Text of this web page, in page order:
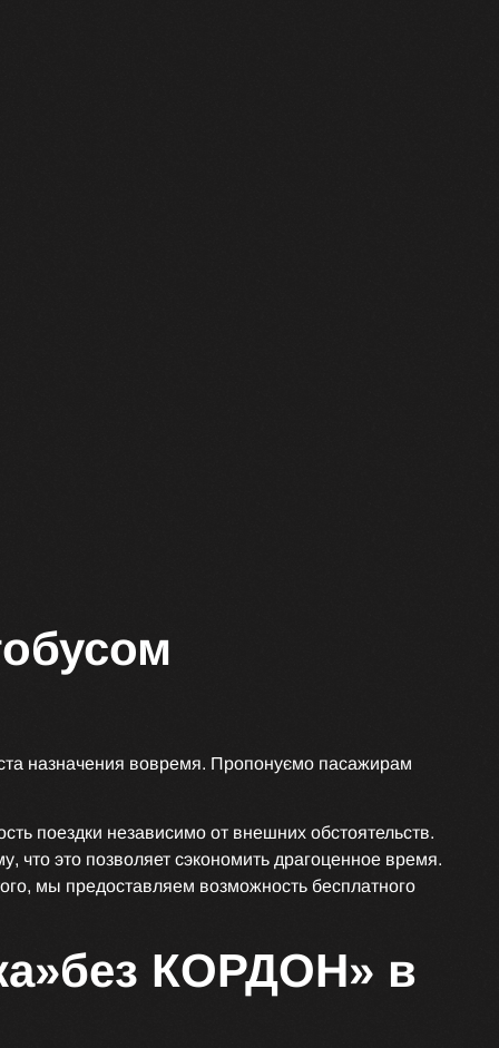
назначения вовремя. Пропонуємо пасажирам
поездки независимо от внешних обстоятельств.
это позволяет сэкономить драгоценное время.
мы предоставляем возможность бесплатного
КОРДОН» в